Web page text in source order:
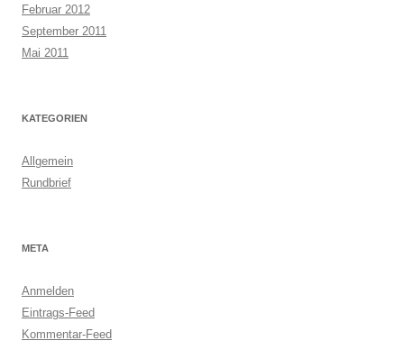
Februar 2012
September 2011
Mai 2011
KATEGORIEN
Allgemein
Rundbrief
META
Anmelden
Eintrags-Feed
Kommentar-Feed